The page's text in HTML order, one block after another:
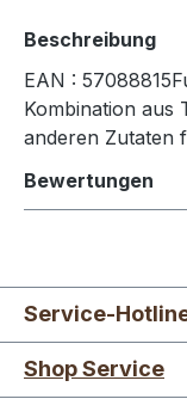
Beschreibung
EAN :
Kombination aus
anderen Zutaten
Bewertungen
Service-
Shop Service